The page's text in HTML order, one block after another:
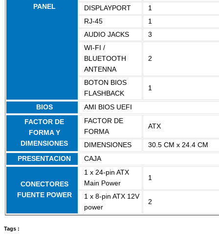
PANEL
DISPLAYPORT
1
RJ-45
1
AUDIO JACKS
3
WI-FI /
BLUETOOTH
ANTENNA
2
BOTON BIOS
FLASHBACK
1
BIOS
AMI BIOS UEFI
FACTOR DE
FORMA Y
DIMENSIONES
FACTOR DE
FORMA
ATX
DIMENSIONES
30.5 CM x 24.4 CM
PRESENTACION
CAJA
CONECTORES
FUENTE POWER
1 x 24-pin ATX
Main Power
1
1 x 8-pin ATX 12V
power
2
Tags :